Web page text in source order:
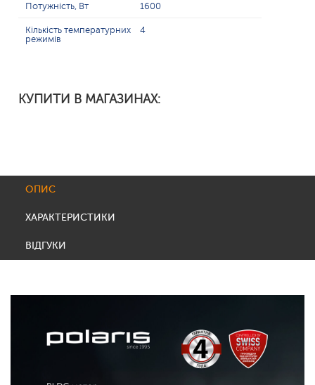
Потужність, Вт 1600
Кількість температурних
режимів
4
КУПИТИ В МАГАЗИНАХ:
ОПИС
ХАРАКТЕРИСТИКИ
ВІДГУКИ